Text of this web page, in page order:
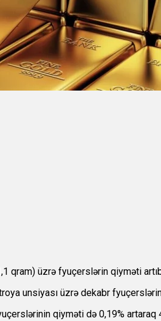
qram) üzrə fyuçerslərin qiyməti
troya unsiyası üzrə dekabr
qiyməti də 0,19% artaraq